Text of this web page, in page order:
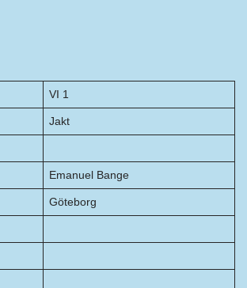
VI 1
Jakt
Emanuel Bange
Göteborg